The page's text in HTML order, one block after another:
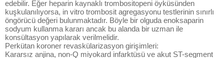
edebilir. Eğer heparin kaynaklı trombositopeni öyküsünden
kuşkulanılıyorsa, in vitro trombosit agregasyonu testlerinin sınırlı
öngörücü değeri bulunmaktadır. Böyle bir olguda enoksaparin
sodyum kullanma kararı ancak bu alanda bir uzman ile
konsültasyon yapılarak verilmelidir.
Perkütan koroner revaskülarizasyon girişimleri:
Kararsız anjina, non-Q miyokard infarktüsü ve akut ST-segment